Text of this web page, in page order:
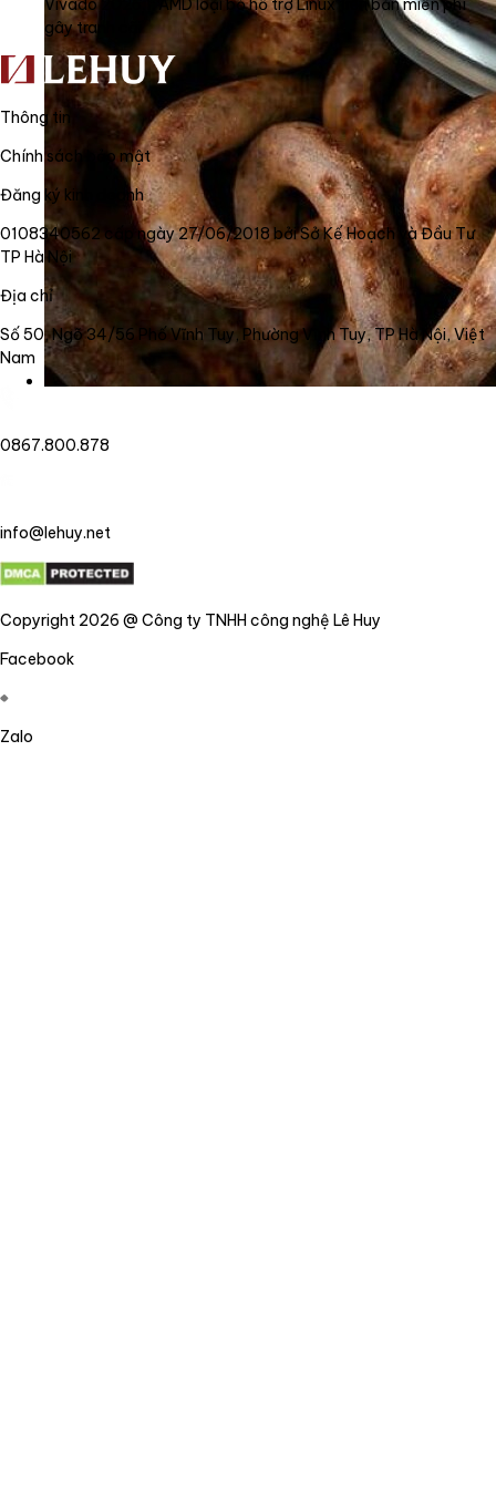
gây tranh cãi
Thông tin
Chính sách bảo mật
Đăng ký kinh doanh
0108340562 cấp ngày 27/06/2018 bởi Sở Kế Hoạch và Đầu Tư
TP Hà Nội
Địa chỉ
Số 50, Ngõ 34/56 Phố Vĩnh Tuy, Phường Vĩnh Tuy, TP Hà Nội, Việt
Nam
0867.800.878
info@lehuy.net
Copyright 2026 @ Công ty TNHH công nghệ Lê Huy
Facebook
Zalo